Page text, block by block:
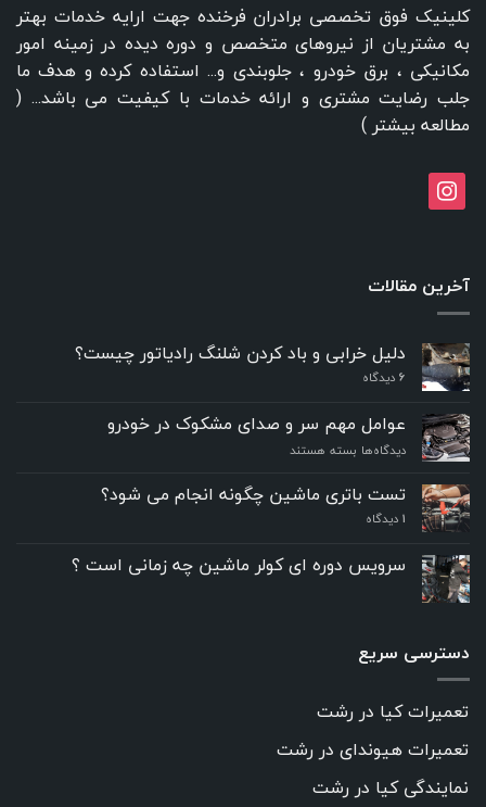
کلینیک فوق تخصصی برادران فرخنده جهت ارایه خدمات بهتر
به مشتریان از نیروهای متخصص و دوره دیده در زمینه امور
مکانیکی ، برق خودرو ، جلوبندی و... استفاده کرده و هدف ما
جلب رضایت مشتری و ارائه خدمات با کیفیت می باشد... (
مطالعه بیشتر )
instagram
آخرین مقالات
دلیل خرابی و باد کردن شلنگ رادیاتور چیست؟
6 دیدگاه
عوامل مهم سر و صدای مشکوک در خودرو
دیدگاه‌ها برای
مهم
سر
مشکوک
در
بسته هستند
تست باتری ماشین چگونه انجام می شود؟
۱ دیدگاه
سرویس دوره ای کولر ماشین چه زمانی است ؟
دسترسی سریع
تعمیرات کیا در رشت
تعمیرات هیوندای در رشت
نمایندگی کیا در رشت